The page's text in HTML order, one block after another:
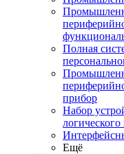
Полная
прибор
Набор
логического
Ещё